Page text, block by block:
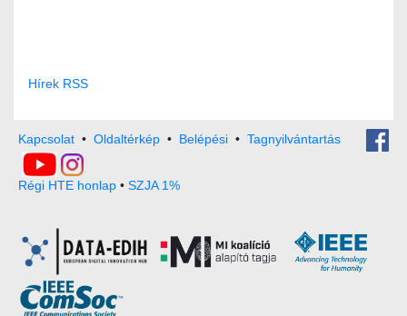
Hírek RSS
Kapcsolat • Oldaltérkép • Belépési • Tagnyilvántartás
Régi HTE honlap • SZJA 1%